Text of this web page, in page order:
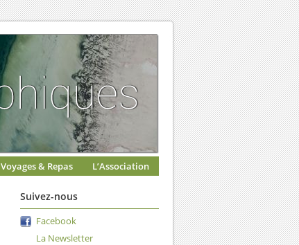
Voyages & Repas L’Association
Suivez-nous
Facebook
La Newsletter